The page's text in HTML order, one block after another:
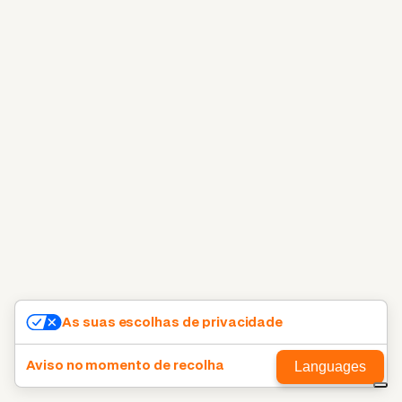
Languages
As suas escolhas de privacidade
Aviso no momento de recolha